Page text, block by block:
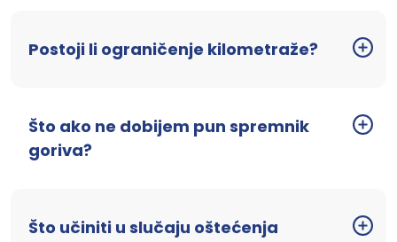
Postoji li ograničenje kilometraže?
Što ako ne dobijem pun spremnik
goriva?
Što učiniti u slučaju oštećenja